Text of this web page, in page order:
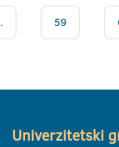
59
Univerzitetski